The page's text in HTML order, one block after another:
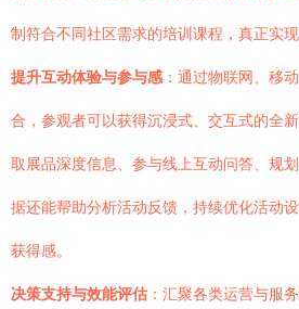
制符合不同社区需求的培训课程，真正实现
提升互动体验与参与感 ：通过物联网、移
合，参观者可以获得沉浸式、交互式的全
取展品深度信息、参与线上互动问答、规
据还能帮助分析活动反馈，持续优化活动
获得感。
决策支持与效能评估 ：汇聚各类运营与服